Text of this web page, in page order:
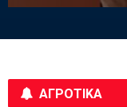
ΑΓΡΟΤΙΚΑ